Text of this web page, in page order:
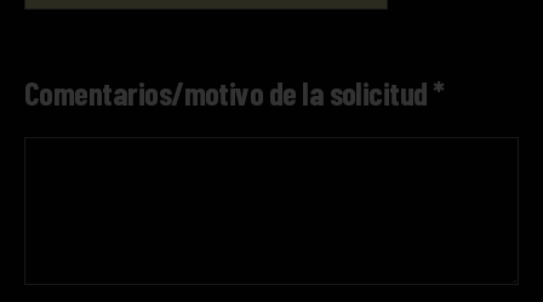
Comentarios/motivo de la solicitud *